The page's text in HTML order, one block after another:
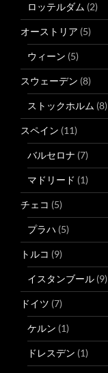
ロッテルダム (2)
オーストリア (5)
ウィーン (5)
スウェーデン (8)
ストックホルム (8)
スペイン (11)
バルセロナ (7)
マドリード (1)
チェコ (5)
プラハ (5)
トルコ (9)
イスタンブール (9)
ドイツ (7)
ケルン (1)
ドレスデン (1)